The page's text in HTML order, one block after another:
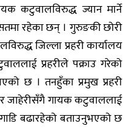
कटुवालविरुद्ध ज्यान मार्ने
रहेका छन् । गुरुङकी छोरी
जिल्ला प्रहरी कार्यालय
प्रहरीले पक्राउ गरेको
छ । तनहुँका प्रमुख प्रहरी
जाहेरीसँगै गायक कटुवाललाई
बढारहेको बताउनुभएको छ